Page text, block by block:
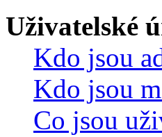
Uživatelské
Kdo jsou
Kdo jsou
Co jsou